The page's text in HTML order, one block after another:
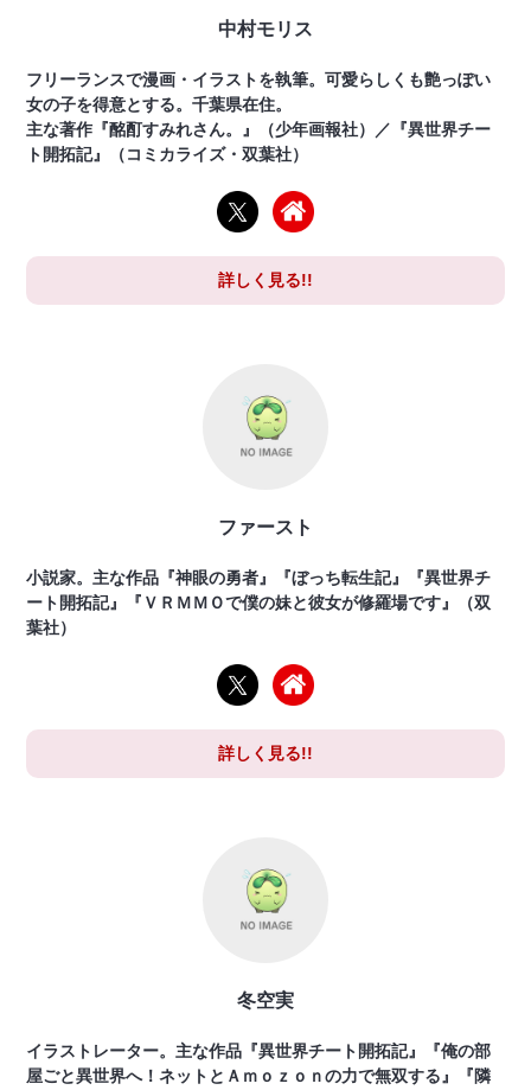
中村モリス
フリーランスで漫画・イラストを執筆。可愛らしくも艶っぽい
女の子を得意とする。千葉県在住。
主な著作『酩酊すみれさん。』（少年画報社）／『異世界チー
ト開拓記』（コミカライズ・双葉社）
詳しく見る!!
ファースト
小説家。主な作品『神眼の勇者』『ぼっち転生記』『異世界チ
ート開拓記』『ＶＲＭＭＯで僕の妹と彼女が修羅場です』（双
葉社）
詳しく見る!!
冬空実
イラストレーター。主な作品『異世界チート開拓記』『俺の部
屋ごと異世界へ！ネットとＡｍｏｚｏｎの力で無双する』『隣